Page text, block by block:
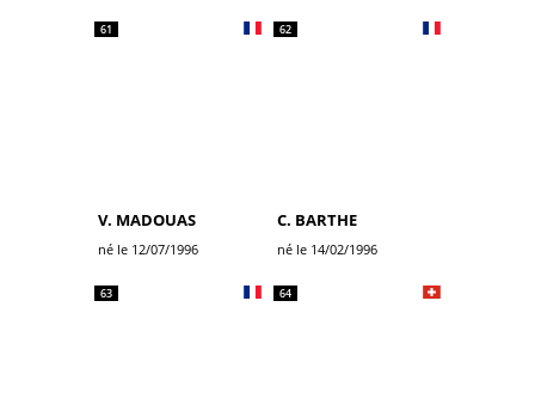
61
V. MADOUAS
né le 12/07/1996
62
C. BARTHE
né le 14/02/1996
63 64